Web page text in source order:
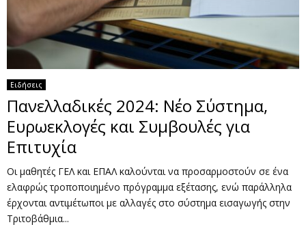
Ειδήσεις
Πανελλαδικές 2024: Νέο Σύστημα,
Ευρωεκλογές και Συμβουλές για
Επιτυχία
Οι μαθητές ΓΕΛ και ΕΠΑΛ καλούνται να προσαρμοστούν σε ένα
ελαφρώς τροποποιημένο πρόγραμμα εξέτασης, ενώ παράλληλα
έρχονται αντιμέτωποι με αλλαγές στο σύστημα εισαγωγής στην
Τριτοβάθμια...